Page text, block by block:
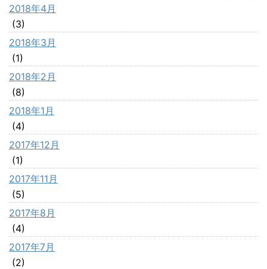
2018年4月
(3)
2018年3月
(1)
2018年2月
(8)
2018年1月
(4)
2017年12月
(1)
2017年11月
(5)
2017年8月
(4)
2017年7月
(2)